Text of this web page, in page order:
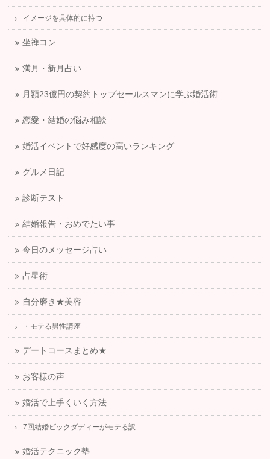
イメージを具体的に持つ
坐禅コン
満月・新月占い
月額23億円の契約トップセールスマンに学ぶ婚活術
恋愛・結婚の悩み相談
婚活イベントで好感度の高いランキング
グルメ日記
診断テスト
結婚報告・おめでたい事
今日のメッセージ占い
占星術
自分磨き★美容
・モテる男性講座
デートコースまとめ★
お客様の声
婚活で上手くいく方法
7回結婚ビックダディーがモテる訳
婚活テクニック塾